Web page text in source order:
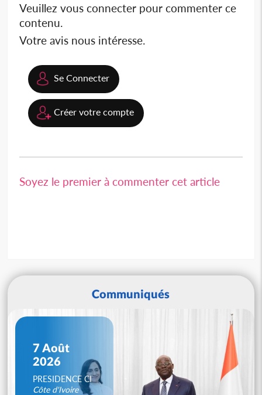
Veuillez vous connecter pour commenter ce
contenu.
Votre avis nous intéresse.
Se Connecter
Créer votre compte
Soyez le premier à commenter cet article
Communiqués
7 Août
2026
PRESIDENCE CI
Côte d'Ivoire